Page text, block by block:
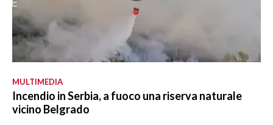
MULTIMEDIA
Incendio in Serbia, a fuoco una riserva naturale
vicino Belgrado